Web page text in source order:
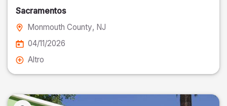
Sacramentos
Monmouth County, NJ
04/11/2026
Altro